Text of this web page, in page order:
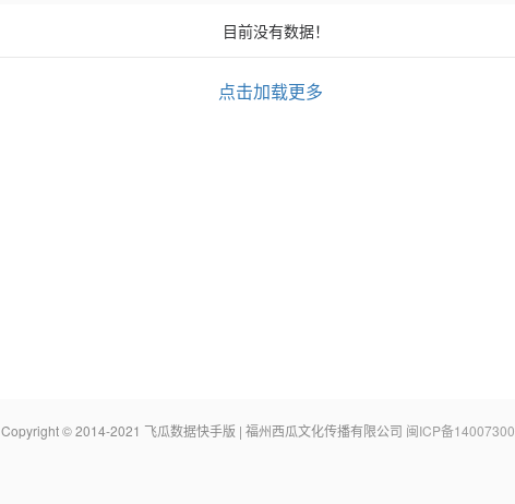
目前没有数据！
点击加载更多
Copyright © 2014-2021 飞瓜数据快手版 | 福州西瓜文化传播有限公司 闽ICP备